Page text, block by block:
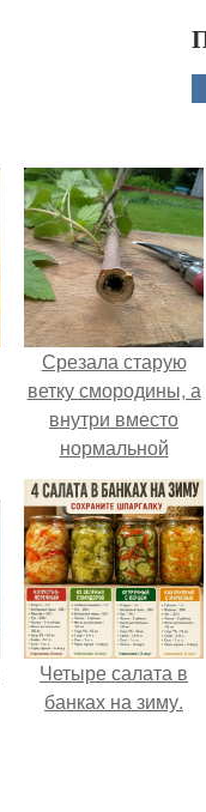
Срезала старую
ветку смородины, а
внутри вместо
нормальной
светлой
сердцевины
оказалась чёрная
пустота.
Четыре салата в
банках на зиму.